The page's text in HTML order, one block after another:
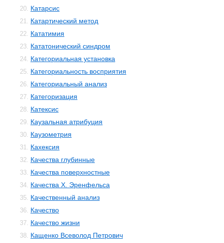
20. Катарсис
21. Катартический метод
22. Кататимия
23. Кататонический синдром
24. Категориальная установка
25. Категориальность восприятия
26. Категориальный анализ
27. Категоризация
28. Катексис
29. Каузальная атрибуция
30. Каузометрия
31. Кахексия
32. Качества глубинные
33. Качества поверхностные
34. Качества Х. Эренфельса
35. Качественный анализ
36. Качество
37. Качество жизни
38. Кащенко Всеволод Петрович